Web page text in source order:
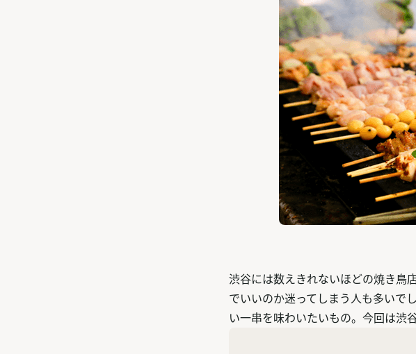
渋谷には数えきれないほどの焼き鳥
でいいのか迷ってしまう人も多いで
い一串を味わいたいもの。今回は渋